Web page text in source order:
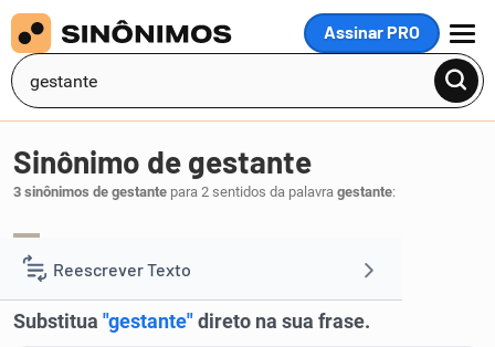
Assinar PRO
MENU
Reescrever Texto
Resumir Texto
Sinônimo de gestante
3 sinônimos de gestante para 2 sentidos da palavra gestante: